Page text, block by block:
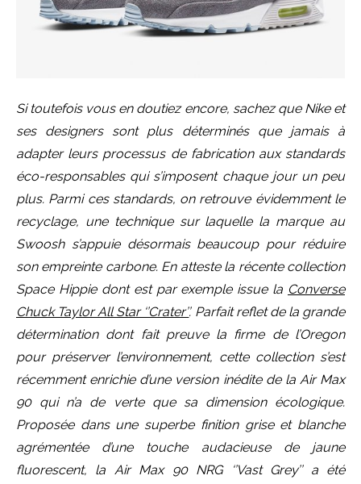
Si toutefois vous en doutiez encore, sachez que Nike et
ses designers sont plus déterminés que jamais à
adapter leurs processus de fabrication aux standards
éco-responsables qui s’imposent chaque jour un peu
plus. Parmi ces standards, on retrouve évidemment le
recyclage, une technique sur laquelle la marque au
Swoosh s’appuie désormais beaucoup pour réduire
son empreinte carbone. En atteste la récente collection
Space Hippie dont est par exemple issue la Converse
Chuck Taylor All Star ‘’Crater’’. Parfait reflet de la grande
détermination dont fait preuve la firme de l’Oregon
pour préserver l’environnement, cette collection s’est
récemment enrichie d’une version inédite de la Air Max
90 qui n’a de verte que sa dimension écologique.
Proposée dans une superbe finition grise et blanche
agrémentée d’une touche audacieuse de jaune
fluorescent, la Air Max 90 NRG ‘’Vast Grey’’ a été